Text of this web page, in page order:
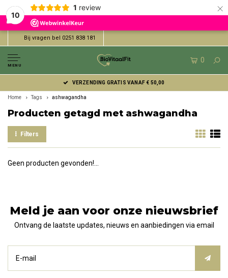
10
1 review ×
Bij vragen bel 0251 838 181
MENU
0
VERZENDING GRATIS VANAF € 50,00
Home Tags ashwagandha
Producten getagd met ashwagandha
Filters
Geen producten gevonden!...
Meld je aan voor onze nieuwsbrief
Ontvang de laatste updates, nieuws en aanbiedingen via email